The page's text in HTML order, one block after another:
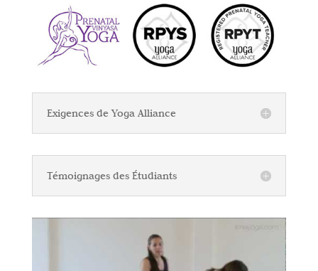
Exigences de Yoga Alliance
Témoignages des Étudiants